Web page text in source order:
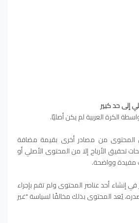
‏الكرة العربية‏ لم يكن أصليًا.
المحتوى من مصادر أخرى بقيمة مضافة
تحقيق الأرباح إلا من المحتوى الأصلي أو
مفيدة وواضحة.
إنشاء أحد عناصر المحتوى ولم تقم بإجراء
يُعد المحتوى بذلك مخالفًا لسياسة "غير